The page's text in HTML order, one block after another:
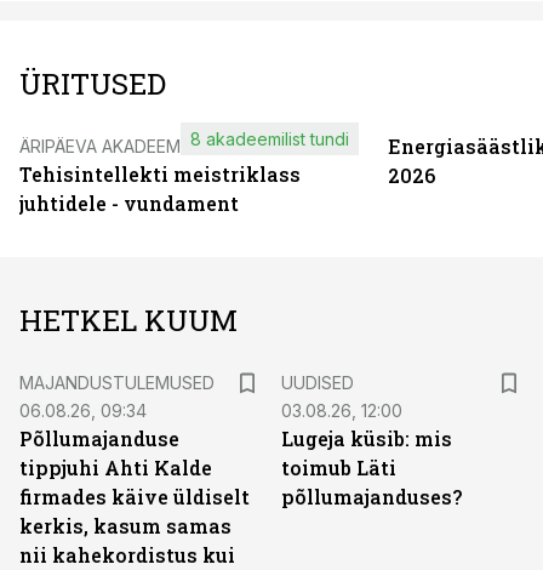
ÜRITUSED
ÄRIPÄEVA AKADEEMIA
Tehisintellekti meistriklass
juhtidele - vundament
8 akadeemilist tundi
2026
HETKEL KUUM
MAJANDUSTULEMUSED
06.08.26, 09:34
Põllumajanduse
tippjuhi Ahti Kalde
firmades käive üldiselt
kerkis, kasum samas
nii kahekordistus kui
UUDISED
03.08.26, 12:00
Lugeja küsib: mis
toimub Läti
põllumajanduses?